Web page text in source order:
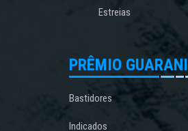
Estreias
PRÊMIO GUARANI
Bastidores
Indicados